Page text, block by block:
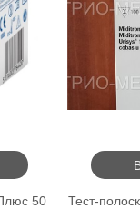
50
Тест-